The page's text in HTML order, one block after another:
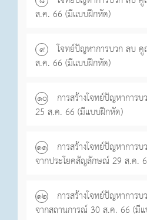
ส.ค. 66 (มีแบบฝึกหัด)
๙
โจทย์ปัญหาการบวก ลบ
ส.ค. 66 (มีแบบฝึกหัด)
๑o
การสร้างโจทย์ปัญหากา
25 ส.ค. 66 (มีแบบฝึกหัด)
๑๑
การสร้างโจทย์ปัญหากา
จากประโยคสัญลักษณ์ 29 ส.ค.
๑๒
การสร้างโจทย์ปัญหากา
จากสถานการณ์ 30 ส.ค. 66 (มี